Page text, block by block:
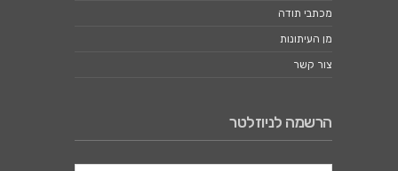
מכתבי תודה
מן העיתונות
צור קשר
הרשמה לניוזלטר